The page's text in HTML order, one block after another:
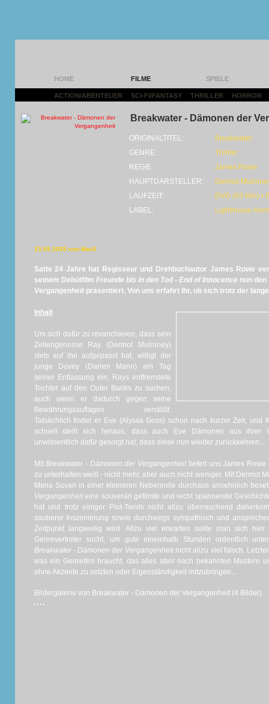
HOME FILME SPIELE
ACTION/ABENTEUER SCI-FI/FANTASY THRILLER HORROR
Breakwater - Dämonen der
ORIGINALTITEL:
Breakwater
GENRE:
Thriller
REGIE:
James Rowe
HAUPTDARSTELLER:
Dermot
LAUFZEIT:
DVD (93 Min) •
LABEL:
Lighthouse
23.05.2025 von MarS
Satte 24 Jahre hat Regisseur und Drehbuchautor James Rowe
seinem Debütfilm Freunde bis in den Tod - End of Innocence nun
Vergangenheitpräsentiert. Von uns erfahrt Ihr, ob sich trotz der
Inhalt
Um sich dafür zu revanchieren, dass sein
Zellengenosse Ray (Dermot Mulroney)
stets auf ihn aufgepasst hat, willigt der
junge Dovey (Darren Mann) am Tag
seiner Entlassung ein, Rays entfremdete
Tochter auf den Outer Banks zu suchen,
auch wenn er dadurch gegen seine
Bewährungsauflagen verstößt.
Tatsächlich findet er Eve (Alyssa Goss) schon nach kurzer Zeit, und
schnell stellt sich heraus, dass auch Eve Dämonen aus ihrer
unwissentlich dafür gesorgt hat, dass diese nun wieder zurückkehren...
MitBreakwater - Dämonen der Vergangenheitliefert uns James Rowe
zu unterhalten weiß - nicht mehr, aber auch nicht weniger. Mit Dermot
Mena Suvari in einer kleineren Nebenrolle durchaus ansehnlich
Vergangenheiteine souverän gefilmte und recht spannende
hat und trotz einiger Plot-Twists nicht allzu überraschend
sauberer Inszenierung sowie durchwegs sympathisch und
Zeitpunkt langweilig wird. Allzu viel erwarten sollte man sich
Genrevertreter sucht, um gute eineinhalb Stunden ordentlich
Breakwater - Dämonen der Vergangenheitnicht allzu viel falsch.
was ein Genrefilm braucht, das alles aber nach bekannten Mustern
ohne Akzente zu setzten oder Eigenständigkeit mitzubringen...
Bildergalerie von Breakwater - Dämonen der Vergangenheit (4 Bilder)